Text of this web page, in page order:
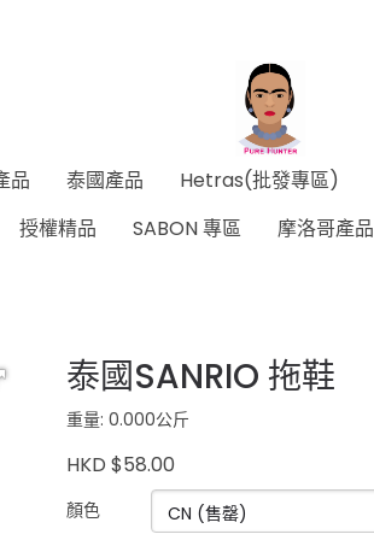
品 泰國產品 Hetras(批發專區)
授權精品
SABON 專區 摩洛哥產品
泰國SANRIO 拖鞋
重量: 0.000公斤
HKD $58.00
顏色